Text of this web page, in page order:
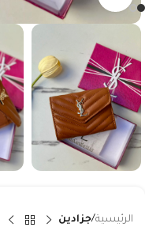
الرئيسية جزادين